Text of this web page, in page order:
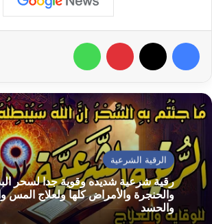
فيسبوك بينتيريست
الرقية الشرعية
رقية شرعية شديده وقوية جدا لسحر
والحنجرة والأمراض كلها ولعلاج المس
والحسد